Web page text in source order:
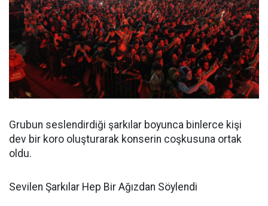
Grubun seslendirdiği şarkılar boyunca binlerce kişi
dev bir koro oluşturarak konserin coşkusuna ortak
oldu.
Sevilen Şarkılar Hep Bir Ağızdan Söylendi